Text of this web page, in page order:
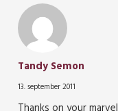
Tandy Semon
13. september 2011